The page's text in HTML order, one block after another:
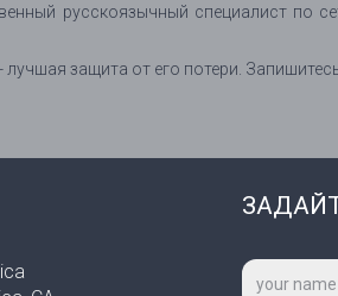
русскоязычный специалист по
лучшая защита от его потери.
Ваше
имя